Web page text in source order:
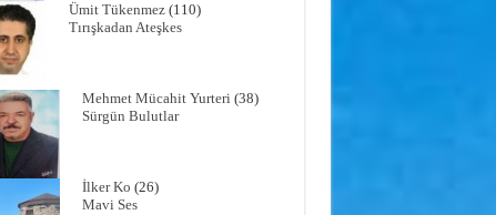
Ümit Tükenmez(110)
Tırışkadan Ateşkes
Mehmet Mücahit Yurteri(38)
Sürgün Bulutlar
İlker Ko (26)
Mavi Ses